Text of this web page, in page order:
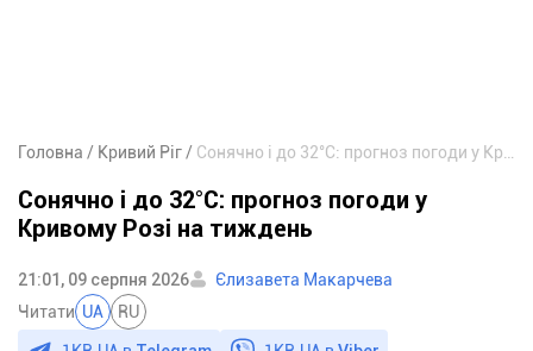
Головна Кривий Ріг
Сонячно і до 32°С: прогноз погоди у
Кривому Розі на тиждень
21:01, 09 серпня 2026
Єлизавета Макарчева
Читати UA RU